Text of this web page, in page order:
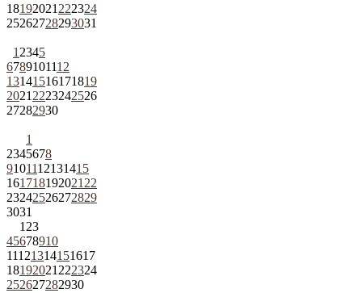
18192021 222324
25262728293031
1 2345
6789101112
13141516171819
2021 2223242526
27282930
1
2345678
9101112131415
161718192021 22
23242526272829
3031
1 23
45678910
11121314151617
18192021 222324
252627282930